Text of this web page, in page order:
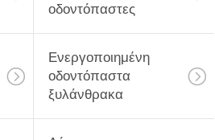
οδοντόπαστες
Ενεργοποιημένη
οδοντόπαστα
ξυλάνθρακα